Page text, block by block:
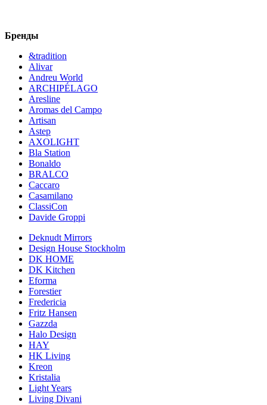
Бренды
&tradition
Alivar
Andreu World
ARCHIPÉLAGO
Aresline
Aromas del Campo
Artisan
Astep
AXOLIGHT
Bla Station
Bonaldo
BRALCO
Caccaro
Casamilano
ClassiCon
Davide Groppi
Deknudt Mirrors
Design House Stockholm
DK HOME
DK Kitchen
Eforma
Forestier
Fredericia
Fritz Hansen
Gazzda
Halo Design
HAY
HK Living
Kreon
Kristalia
Light Years
Living Divani